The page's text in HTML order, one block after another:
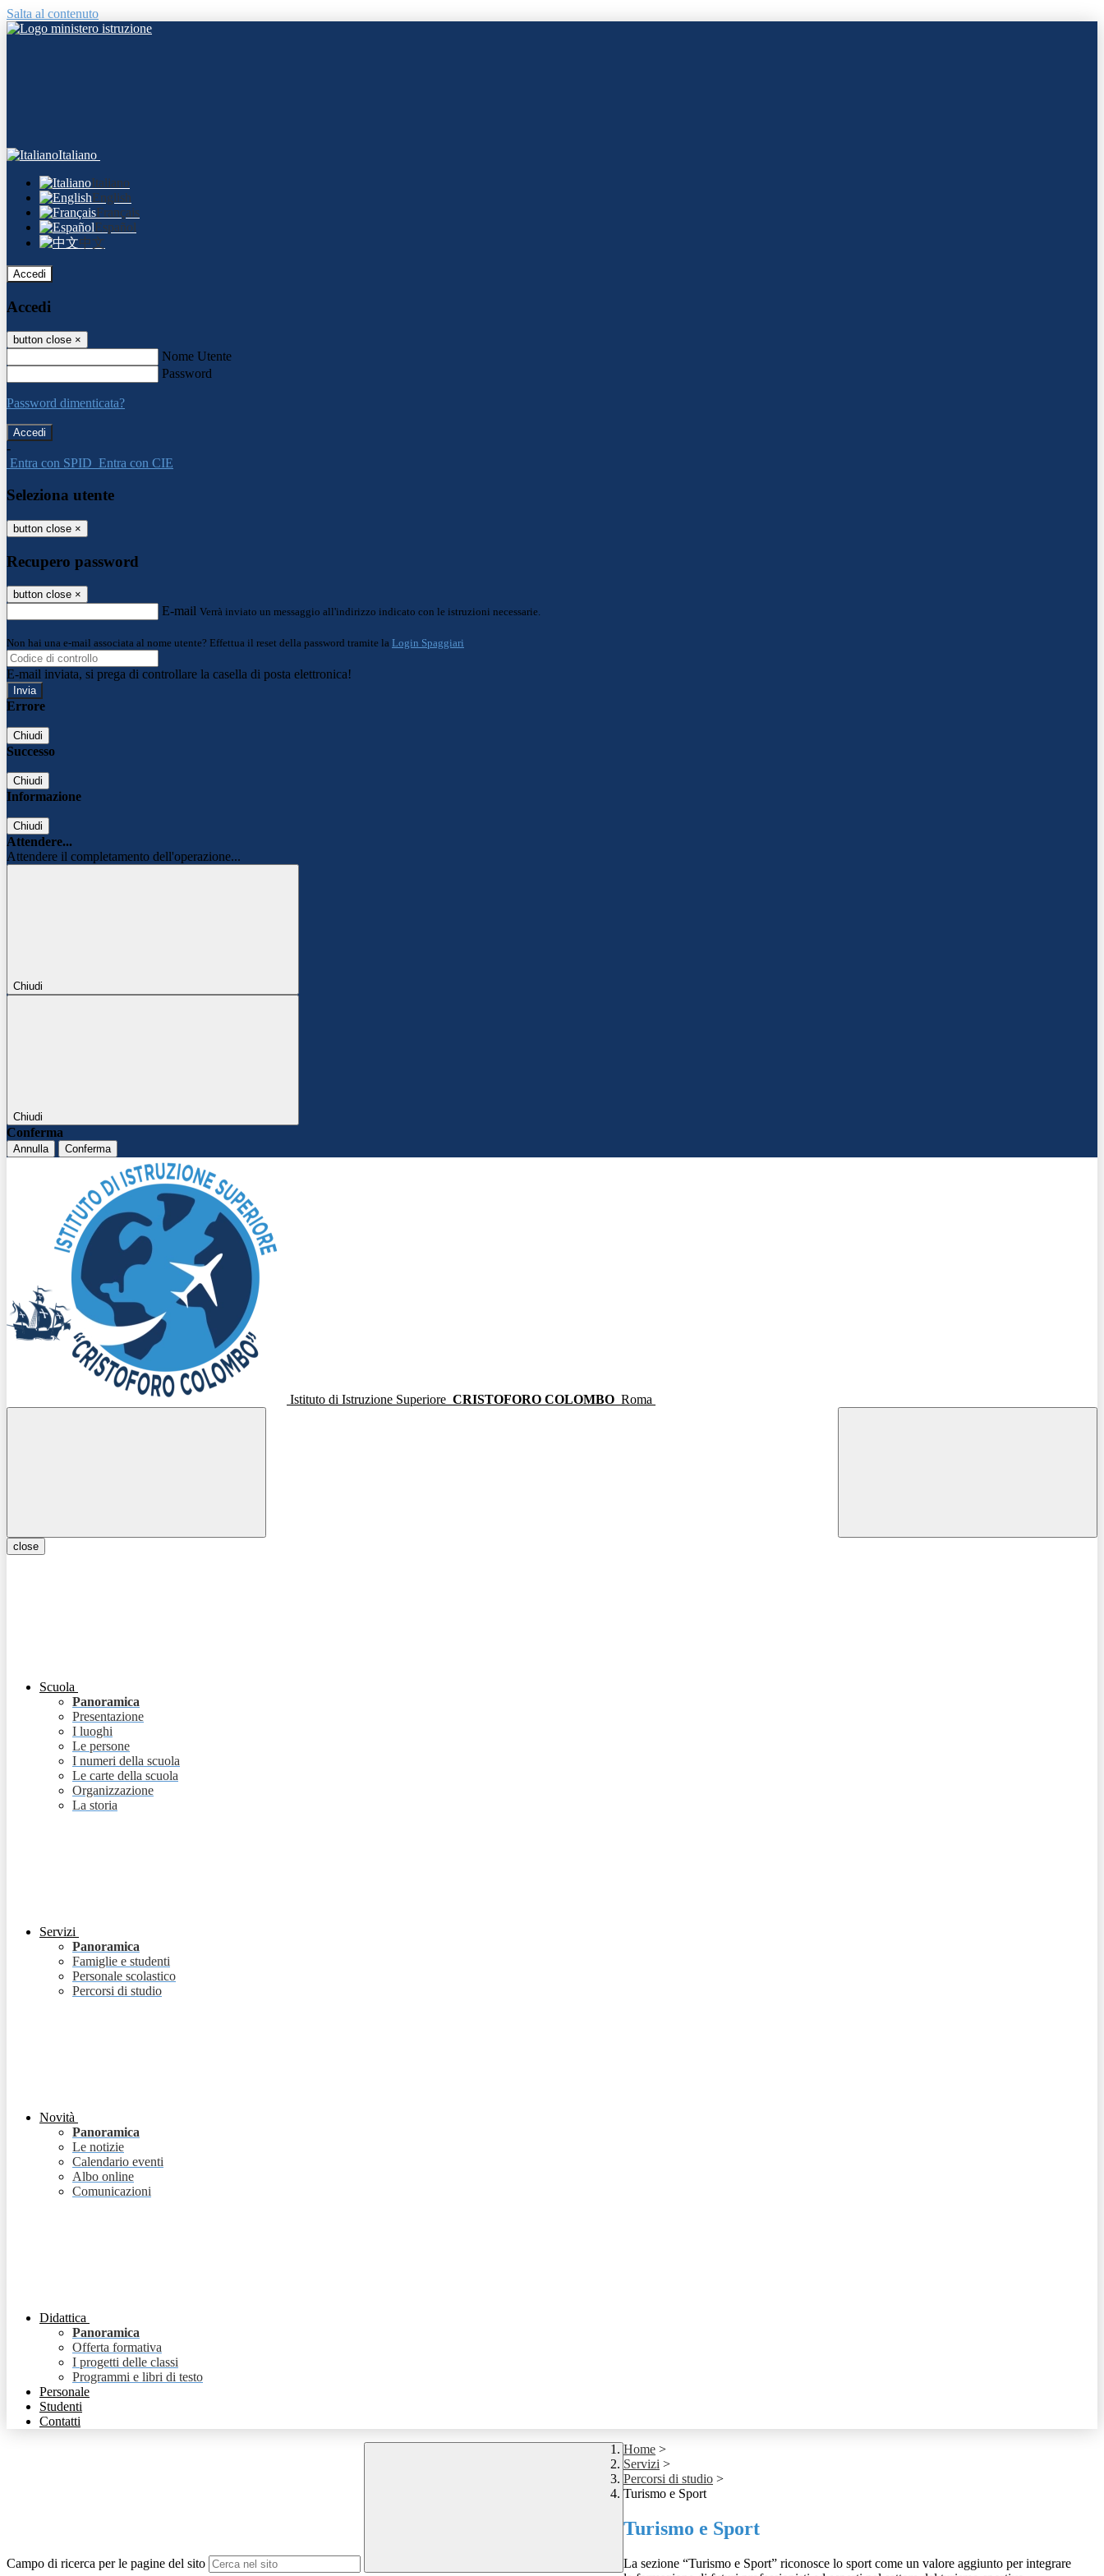
Salta al contenuto
Italiano
Italiano
English
Français
Español
中文
Accedi
Accedi
button close ×
Nome Utente
Password
Password dimenticata?
-
Entra con SPID Entra con CIE
Seleziona utente
button close ×
Recupero password
button close ×
E-mail Verrà inviato un messaggio all'indirizzo indicato con le istruzioni necessarie.
Non hai una e-mail associata al nome utente? Effettua il reset della password tramite la Login Spaggiari
E-mail inviata, si prega di controllare la casella di posta elettronica!
Errore
Chiudi
Successo
Chiudi
Informazione
Chiudi
Attendere...
Attendere il completamento dell'operazione...
Chiudi
Chiudi
Conferma
Annulla Conferma
Istituto di Istruzione Superiore CRISTOFORO COLOMBO Roma
close
Scuola
Panoramica
Presentazione
I luoghi
Le persone
I numeri della scuola
Le carte della scuola
Organizzazione
La storia
Servizi
Panoramica
Famiglie e studenti
Personale scolastico
Percorsi di studio
Novità
Panoramica
Le notizie
Calendario eventi
Albo online
Comunicazioni
Didattica
Panoramica
Offerta formativa
I progetti delle classi
Programmi e libri di testo
Personale
Studenti
Contatti
Campo di ricerca per le pagine del sito
Home >
Servizi >
Percorsi di studio >
Turismo e Sport
Turismo e Sport
La sezione “Turismo e Sport” riconosce lo sport come un valore aggiunto per integrare